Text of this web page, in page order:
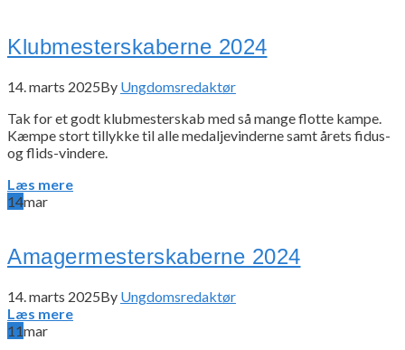
Klubmesterskaberne 2024
14. marts 2025By Ungdomsredaktør
Tak for et godt klubmesterskab med så mange flotte kampe.
Kæmpe stort tillykke til alle medaljevinderne samt årets fidus-
og flids-vindere.
Læs mere
14mar
Amagermesterskaberne 2024
14. marts 2025By Ungdomsredaktør
Læs mere
11mar